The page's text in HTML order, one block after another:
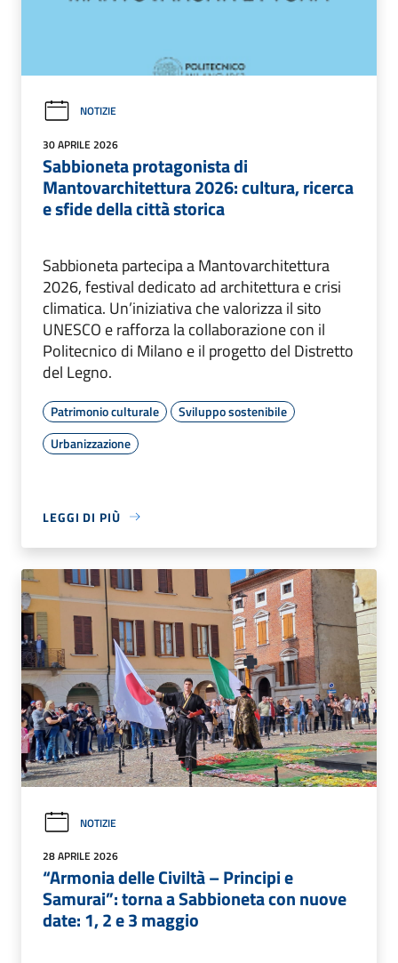
NOTIZIE
30 APRILE 2026
Sabbioneta protagonista di
Mantovarchitettura 2026: cultura, ricerca
e sfide della città storica
Sabbioneta partecipa a Mantovarchitettura
2026, festival dedicato ad architettura e crisi
climatica. Un’iniziativa che valorizza il sito
UNESCO e rafforza la collaborazione con il
Politecnico di Milano e il progetto del Distretto
del Legno.
Patrimonio culturale
Sviluppo sostenibile
Urbanizzazione
LEGGI DI PIÙ
NOTIZIE
28 APRILE 2026
“Armonia delle Civiltà – Principi e
Samurai”: torna a Sabbioneta con nuove
date: 1, 2 e 3 maggio